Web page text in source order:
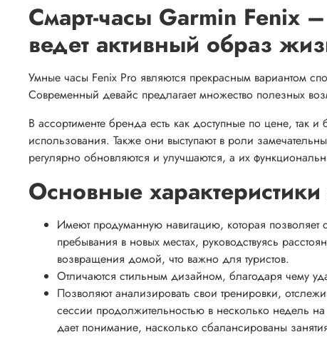
Смарт-часы Garmin Fenix
ведет активный образ
Умные часы Fenix Pro являются прекрасным вариантом
Современный девайс предлагает множество полезных
В ассортименте бренда есть как доступные по цене,
использования. Также они выступают в роли
регулярно обновляются и улучшаются, а их
Основные
Имеют продуманную навигацию, которая
пребывания в новых местах, руководствуясь
возвращения домой, что важно для туристов.
Отличаются стильным дизайном, благодаря чему
Позволяют анализировать свои тренировки,
сессии продолжительностью в несколько недель
дает понимание, насколько сбалансированы